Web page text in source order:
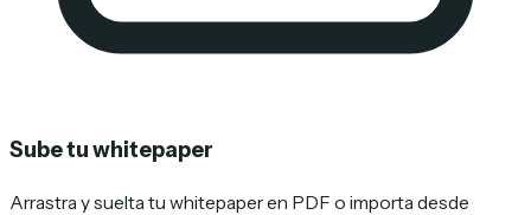
Sube tu whitepaper
Arrastra y suelta tu whitepaper en PDF o importa desde